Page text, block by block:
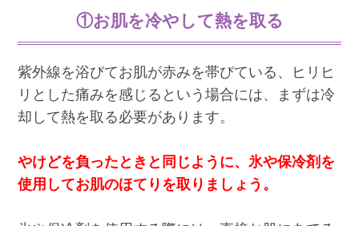
①お肌を冷やして熱を取る
紫外線を浴びてお肌が赤みを帯びている、ヒリヒ
リとした痛みを感じるという場合には、まずは冷
却して熱を取る必要があります。
やけどを負ったときと同じように、氷や保冷剤を
使用してお肌のほてりを取りましょう。